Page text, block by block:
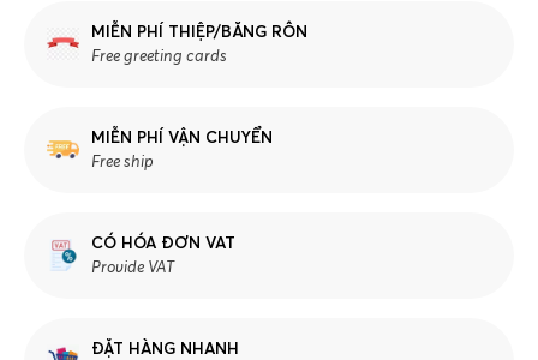
MIỄN PHÍ THIỆP/BĂNG RÔN
Free greeting cards
MIỄN PHÍ VẬN CHUYỂN
Free ship
CÓ HÓA ĐƠN VAT
Provide VAT
ĐẶT HÀNG NHANH